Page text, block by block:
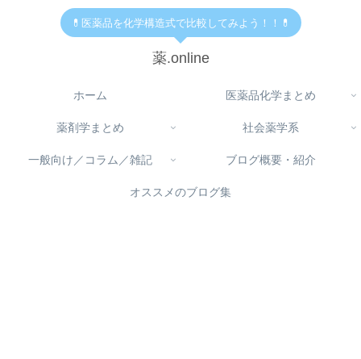
💊医薬品を化学構造式で比較してみよう！！💊
薬.online
ホーム 医薬品化学まとめ
薬剤学まとめ 社会薬学系
一般向け／コラム／雑記 ブログ概要・紹介
オススメのブログ集